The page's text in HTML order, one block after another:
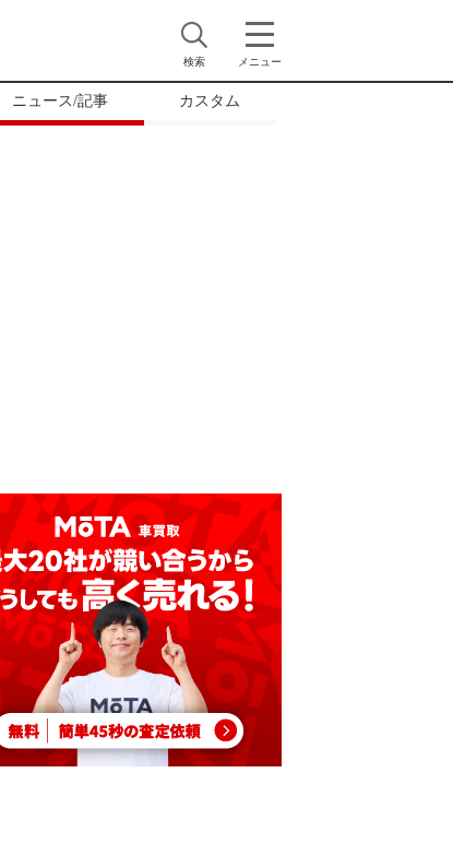
検索 メニュー
ニュース/記事 カスタム